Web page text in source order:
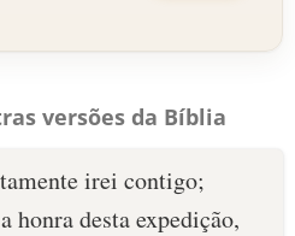
versões da Bíblia
irei contigo;
honra desta expedição,